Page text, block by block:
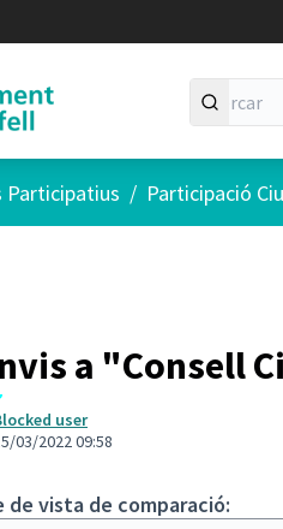
Participatius / Participació
a "Consell
user
03/2022 09:58
de vista de comparació: